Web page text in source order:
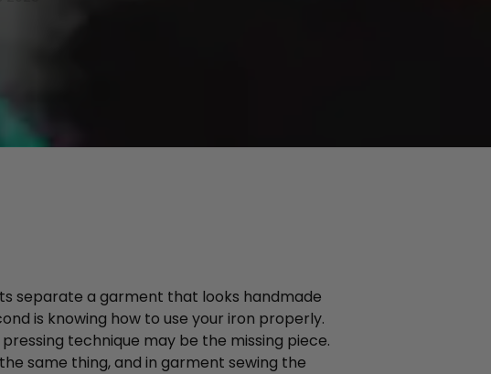
separate a garment that looks handmade
is knowing how to use your iron properly.
technique may be the missing piece.
same thing, and in garment sewing the